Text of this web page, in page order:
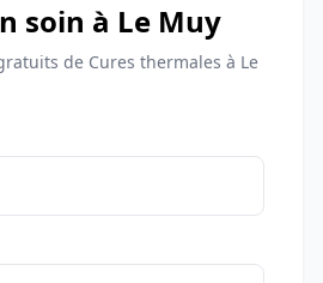
soin à Le Muy
de Cures thermales à Le